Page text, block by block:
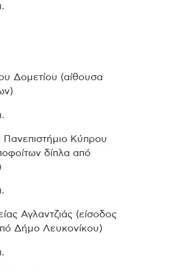
Δομετίου (αίθουσα
Πανεπιστήμιο Κύπρου
δίπλα από
Αγλαντζιάς (είσοδος
Δήμο Λευκονίκου)